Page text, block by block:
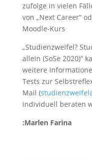
zufolge in vielen
von „Next Career“
Moodle-Kurs
„Studienzweifel?
allein (SoSe 2020)“
weitere
Tests zur
Mail (
individuell
:Marlen Farina